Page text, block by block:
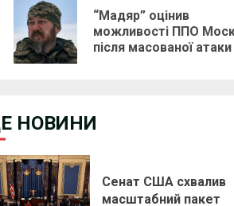
Reading“Мадяр” оцінив
можливості ППО
після масованої атаки
НОВИНИ
Сенат США схвалив
масштабний пакет